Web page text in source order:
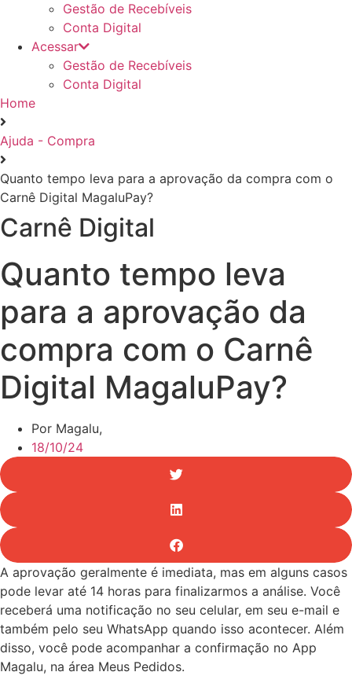
Gestão de Recebíveis
Conta Digital
Acessar
Gestão de Recebíveis
Conta Digital
Home
Ajuda - Compra
Quanto tempo leva para a aprovação da compra com o
Carnê Digital MagaluPay?
Carnê Digital
Quanto tempo leva
para a aprovação da
compra com o Carnê
Digital MagaluPay?
Por Magalu,
18/10/24
A aprovação geralmente é imediata, mas em alguns casos
pode levar até 14 horas para finalizarmos a análise. Você
receberá uma notificação no seu celular, em seu e-mail e
também pelo seu WhatsApp quando isso acontecer. Além
disso, você pode acompanhar a confirmação no App
Magalu, na área Meus Pedidos.